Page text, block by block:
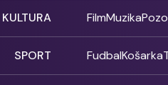
KULTURA FilmMuzika
SPORT FudbalKošarka